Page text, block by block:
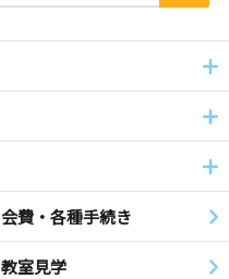
会費・各種手続き
教室見学